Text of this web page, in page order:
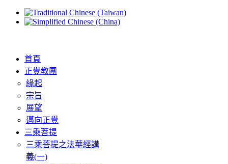
首頁
正覺教團
緣起
宗旨
展望
邁向正覺
三乘菩提
三乘菩提之法華經講
義(一)